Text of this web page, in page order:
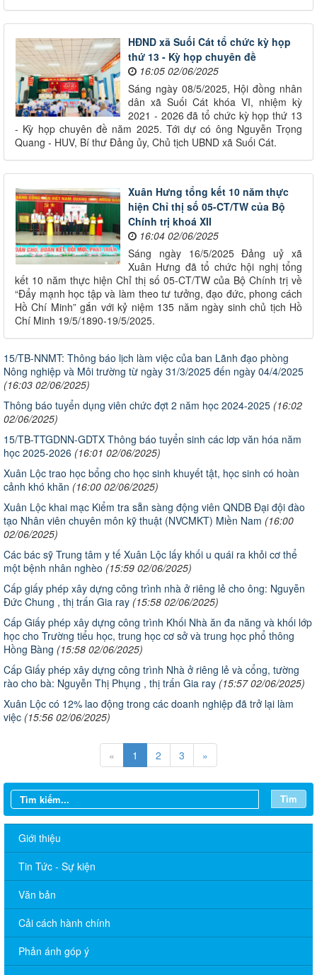
HĐND xã Suối Cát tổ chức kỳ họp
thứ 13 - Kỳ họp chuyên đề
16:05 02/06/2025
Sáng ngày 08/5/2025, Hội đồng nhân
dân xã Suối Cát khóa VI, nhiệm kỳ
2021 - 2026 đã tổ chức kỳ họp thứ 13
- Kỳ họp chuyên đề năm 2025. Tới dự có ông Nguyễn Trọng
Quang - HUV, Bí thư Đảng ủy, Chủ tịch UBND xã Suối Cát.
Xuân Hưng tổng kết 10 năm thực
hiện Chỉ thị số 05-CT/TW của Bộ
Chính trị khoá XII
16:04 02/06/2025
Sáng ngày 16/5/2025 Đảng uỷ xã
Xuân Hưng đã tổ chức hội nghị tổng
kết 10 năm thực hiện Chỉ thị số 05-CT/TW của Bộ Chính trị về
“Đẩy mạnh học tập và làm theo tư tưởng, đạo đức, phong cách
Hồ Chí Minh” gắn với kỷ niệm 135 năm ngày sinh chủ tịch Hồ
Chí Minh 19/5/1890-19/5/2025.
15/TB-NNMT: Thông báo lịch làm việc của ban Lãnh đạo phòng
Nông nghiệp và Môi trường từ ngày 31/3/2025 đến ngày 04/4/2025
(16:03 02/06/2025)
Thông báo tuyển dụng viên chức đợt 2 năm học 2024-2025 (16:02
02/06/2025)
15/TB-TTGDNN-GDTX Thông báo tuyển sinh các lơp văn hóa năm
học 2025-2026 (16:01 02/06/2025)
Xuân Lộc trao học bổng cho học sinh khuyết tật, học sinh có hoàn
cảnh khó khăn (16:00 02/06/2025)
Xuân Lộc khai mạc Kiểm tra sẵn sàng động viên QNDB Đại đội đào
tạo Nhân viên chuyên môn kỹ thuật (NVCMKT) Miền Nam (16:00
02/06/2025)
Các bác sỹ Trung tâm y tế Xuân Lộc lấy khối u quái ra khỏi cơ thể
một bệnh nhân nghèo (15:59 02/06/2025)
Cấp giấy phép xây dựng công trình nhà ở riêng lẻ cho ông: Nguyễn
Đức Chung , thị trấn Gia ray (15:58 02/06/2025)
Cấp Giấy phép xây dựng công trình Khối Nhà ăn đa năng và khối lớp
học cho Trường tiểu học, trung học cơ sở và trung học phổ thông
Hồng Bàng (15:58 02/06/2025)
Cấp Giấy phép xây dựng công trình Nhà ở riêng lẻ và cổng, tường
rào cho bà: Nguyễn Thị Phụng , thị trấn Gia ray (15:57 02/06/2025)
Xuân Lộc có 12% lao động trong các doanh nghiệp đã trở lại làm
việc (15:56 02/06/2025)
« 1 2 3 »
Tìm
Giới thiệu
Tin Tức - Sự kiện
Văn bản
Cải cách hành chính
Phản ánh góp ý
THÔNG BÁO Lịch Tiếp công dân của lãnh đạo xã Phú Nghĩa
năm 2026 (TT Đảng ủy, TT.HĐND, Chủ tịch UBND, Tổ Đại biểu
HĐND xã) tháng 01 năm 2026
101/TB-UBND: THÔNG BÁO Lịch tiếp công dân của Lãnh đạo